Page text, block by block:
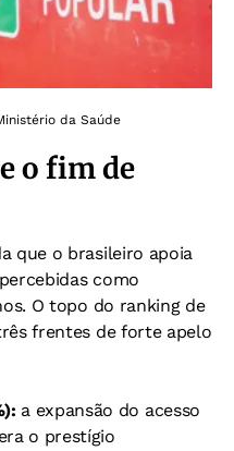
da Saúde
o fim de
que o brasileiro apoia
como
O topo do ranking de
frentes de forte apelo
a expansão do acesso
o prestígio